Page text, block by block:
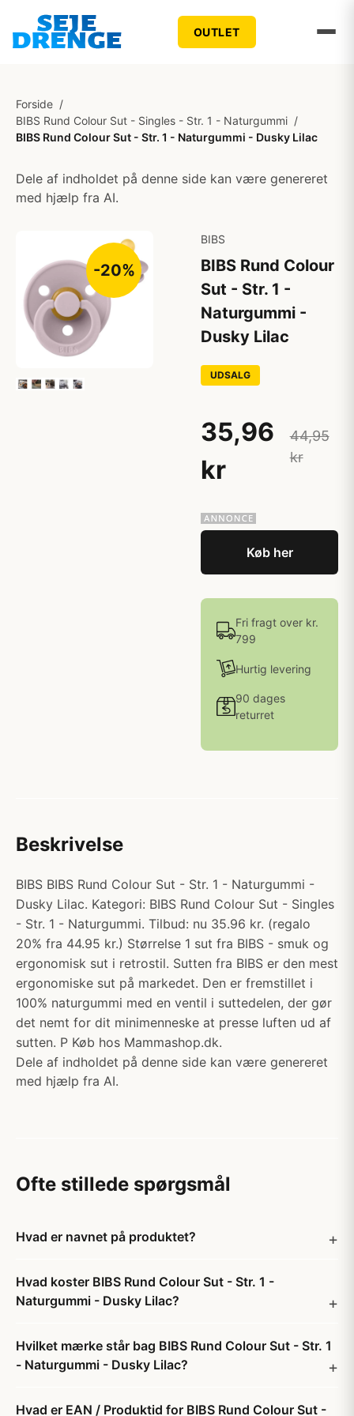
OUTLET
Forside /
BIBS Rund Colour Sut - Singles - Str. 1 - Naturgummi /
BIBS Rund Colour Sut - Str. 1 - Naturgummi - Dusky Lilac
Dele af indholdet på denne side kan være genereret
med hjælp fra AI.
-20%
BIBS
BIBS Rund Colour
Sut - Str. 1 -
Naturgummi -
Dusky Lilac
UDSALG
35,96
kr
44,95
kr
Køb her
Fri fragt over kr.
799
Hurtig levering
90 dages
returret
Beskrivelse
BIBS BIBS Rund Colour Sut - Str. 1 - Naturgummi -
Dusky Lilac. Kategori: BIBS Rund Colour Sut - Singles
- Str. 1 - Naturgummi. Tilbud: nu 35.96 kr. (regalo
20% fra 44.95 kr.) Størrelse 1 sut fra BIBS - smuk og
ergonomisk sut i retrostil. Sutten fra BIBS er den mest
ergonomiske sut på markedet. Den er fremstillet i
100% naturgummi med en ventil i suttedelen, der gør
det nemt for dit minimenneske at presse luften ud af
sutten. P Køb hos Mammashop.dk.
Dele af indholdet på denne side kan være genereret
med hjælp fra AI.
Ofte stillede spørgsmål
Hvad er navnet på produktet?
Hvad koster BIBS Rund Colour Sut - Str. 1 -
Naturgummi - Dusky Lilac?
Hvilket mærke står bag BIBS Rund Colour Sut - Str. 1
- Naturgummi - Dusky Lilac?
Hvad er EAN / Produktid for BIBS Rund Colour Sut -